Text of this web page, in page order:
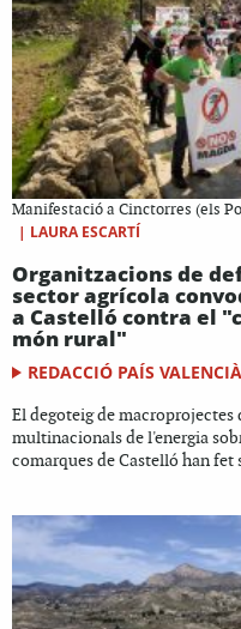
Manifestació a Cinctorres (els
| LAURA ESCARTÍ
Organitzacions de
sector agrícola
a Castelló contra el
món rural"
REDACCIÓ PAÍS VALENCIÀ
El degoteig de
multinacionals de l'energia
comarques de Castelló han fet